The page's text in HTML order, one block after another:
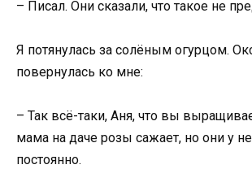
– Писал. Они сказали, что такое не
Я потянулась за солёным огурцом.
повернулась ко мне:
– Так всё-таки, Аня, что вы
мама на даче розы сажает, но они у
постоянно.